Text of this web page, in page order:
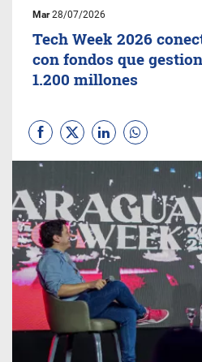
Mar28/07/2026
Tech Week 2026
con fondos que
1.200 millones